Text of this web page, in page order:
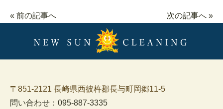
« 前の記事へ 次の記事へ »
〒851-2121 長崎県西彼杵郡長与町岡郷11-5
問い合わせ：095-887-3335